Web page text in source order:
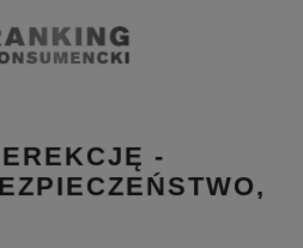
-